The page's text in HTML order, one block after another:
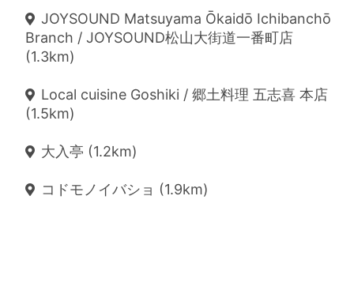
JOYSOUND Matsuyama Ōkaidō Ichibanchō
Branch / JOYSOUND松山大街道一番町店
(1.3km)
Local cuisine Goshiki / 郷土料理 五志喜 本店
(1.5km)
大入亭 (1.2km)
コドモノイバショ (1.9km)